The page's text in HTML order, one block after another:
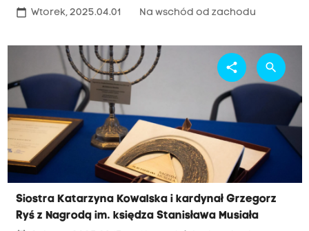
calendar_today Wtorek, 2025.04.01 Na wschód od zachodu
Siostra Katarzyna Kowalska i kardynał Grzegorz
Ryś z Nagrodą im. księdza Stanisława Musiała
share search